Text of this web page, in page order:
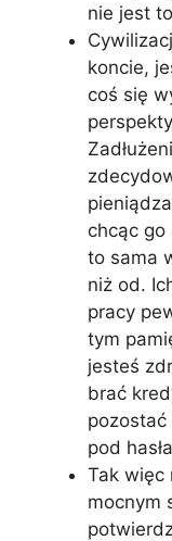
nie jest
koncie,
coś się
chcąc go
to sama
niż od.
pracy
tym
jesteś
brać
pod
Tak więc
mocnym